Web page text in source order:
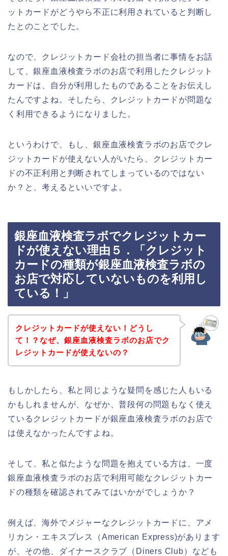
ットカードがどうやら不正に利用されていると判断し
たとのことでした。
なので、クレジットカード会社の担当者に事情をお話
して、銀座血液検査ラボのお店で利用したクレジット
カードは、自分が利用したものであることをお伝えし
たんですよね。そしたら、クレジットカードが問題な
く利用できるようになりました。
というわけで、もし、銀座血液検査ラボのお店でクレ
ジットカードが使えない人がいたら、クレジットカー
ドの不正利用と判断されてしまっているのではない
か？と、考えるといいですよ。
銀座血液検査ラボでクレジットカー
ドが使えない理由５．「クレジット
カードの種類が銀座血液検査ラボの
お店で対応していないものを利用し
ている！」
クレジットカードが使えない！どうし
て！？なぜ、銀座血液検査ラボのお店でク
レジットカードが使えないの？
もしかしたら、私と同じような疑問を感じた人もいる
かもしれませんが、なぜか、普段何の問題もなく使え
ているクレジットカードが銀座血液検査ラボのお店で
は使えなかったんですよね。
そして、私と似たような問題を抱えている方は、一度
銀座血液検査ラボのお店で利用可能なクレジットカー
ドの種類を確認されてみてはいかがでしょうか？
例えば、海外でメジャーなクレジットカードに、アメ
リカン・エキスプレス（American Express)があります
が、その他、ダイナースクラブ（Diners Club）なども